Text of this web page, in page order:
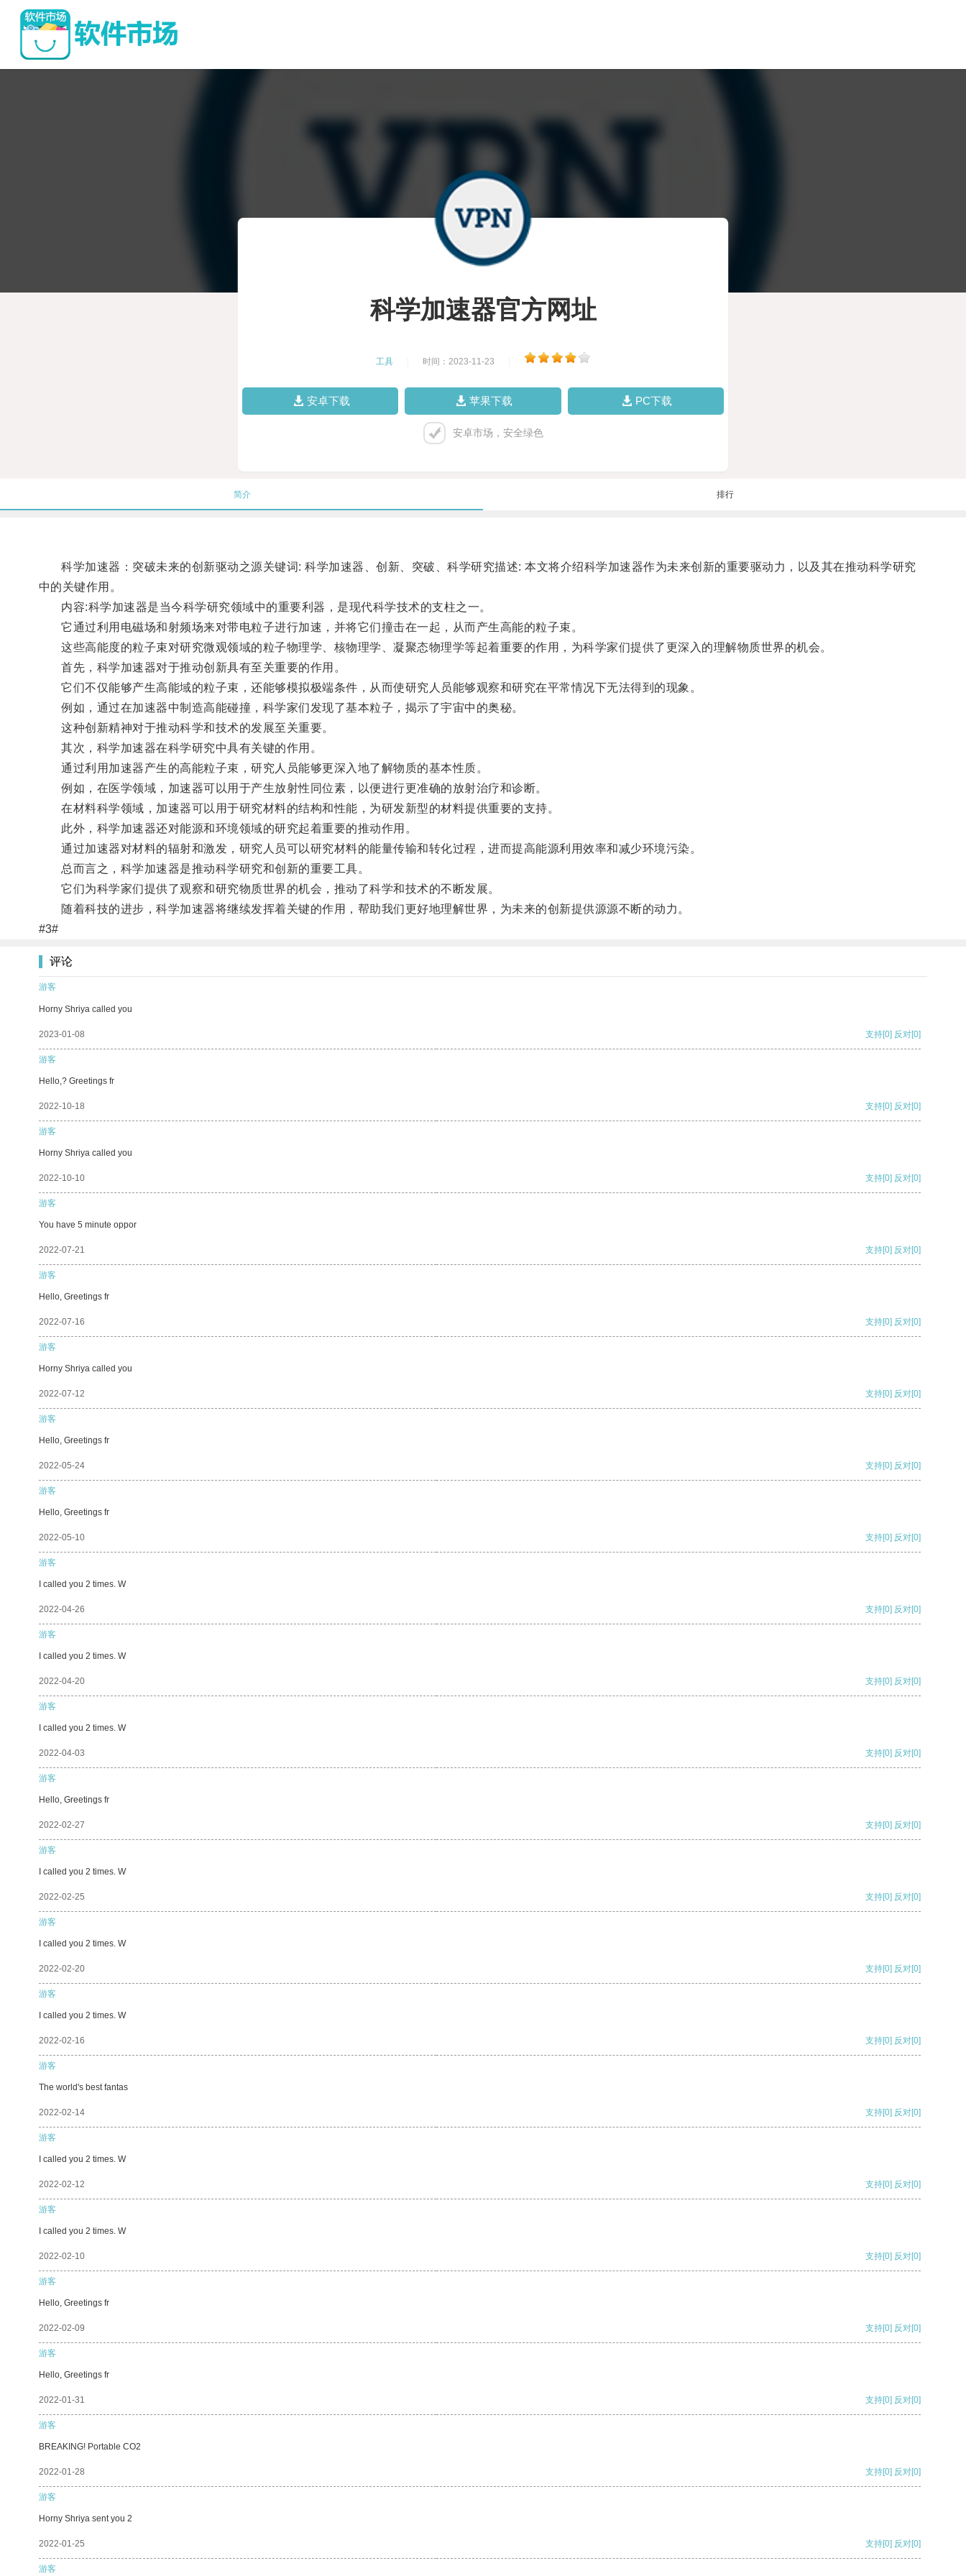
科学加速器官方网址
工具 时间：2023-11-23
安卓下载 苹果下载 PC下载
安卓市场，安全绿色
简介 排行
科学加速器：突破未来的创新驱动之源关键词: 科学加速器、创新、突破、科学研究描述: 本文将介绍科学加速器作为未来创新的重要驱动力，以及其在推动科学研究
中的关键作用。
内容:科学加速器是当今科学研究领域中的重要利器，是现代科学技术的支柱之一。
它通过利用电磁场和射频场来对带电粒子进行加速，并将它们撞击在一起，从而产生高能的粒子束。
这些高能度的粒子束对研究微观领域的粒子物理学、核物理学、凝聚态物理学等起着重要的作用，为科学家们提供了更深入的理解物质世界的机会。
首先，科学加速器对于推动创新具有至关重要的作用。
它们不仅能够产生高能域的粒子束，还能够模拟极端条件，从而使研究人员能够观察和研究在平常情况下无法得到的现象。
例如，通过在加速器中制造高能碰撞，科学家们发现了基本粒子，揭示了宇宙中的奥秘。
这种创新精神对于推动科学和技术的发展至关重要。
其次，科学加速器在科学研究中具有关键的作用。
通过利用加速器产生的高能粒子束，研究人员能够更深入地了解物质的基本性质。
例如，在医学领域，加速器可以用于产生放射性同位素，以便进行更准确的放射治疗和诊断。
在材料科学领域，加速器可以用于研究材料的结构和性能，为研发新型的材料提供重要的支持。
此外，科学加速器还对能源和环境领域的研究起着重要的推动作用。
通过加速器对材料的辐射和激发，研究人员可以研究材料的能量传输和转化过程，进而提高能源利用效率和减少环境污染。
总而言之，科学加速器是推动科学研究和创新的重要工具。
它们为科学家们提供了观察和研究物质世界的机会，推动了科学和技术的不断发展。
随着科技的进步，科学加速器将继续发挥着关键的作用，帮助我们更好地理解世界，为未来的创新提供源源不断的动力。
#3#
评论
游客
Horny Shriya called you
2023-01-08 支持[0] 反对[0]
游客
Hello,? Greetings fr
2022-10-18 支持[0] 反对[0]
游客
Horny Shriya called you
2022-10-10 支持[0] 反对[0]
游客
You have 5 minute oppor
2022-07-21 支持[0] 反对[0]
游客
Hello, Greetings fr
2022-07-16 支持[0] 反对[0]
游客
Horny Shriya called you
2022-07-12 支持[0] 反对[0]
游客
Hello, Greetings fr
2022-05-24 支持[0] 反对[0]
游客
Hello, Greetings fr
2022-05-10 支持[0] 反对[0]
游客
I called you 2 times. W
2022-04-26 支持[0] 反对[0]
游客
I called you 2 times. W
2022-04-20 支持[0] 反对[0]
游客
I called you 2 times. W
2022-04-03 支持[0] 反对[0]
游客
Hello, Greetings fr
2022-02-27 支持[0] 反对[0]
游客
I called you 2 times. W
2022-02-25 支持[0] 反对[0]
游客
I called you 2 times. W
2022-02-20 支持[0] 反对[0]
游客
I called you 2 times. W
2022-02-16 支持[0] 反对[0]
游客
The world's best fantas
2022-02-14 支持[0] 反对[0]
游客
I called you 2 times. W
2022-02-12 支持[0] 反对[0]
游客
I called you 2 times. W
2022-02-10 支持[0] 反对[0]
游客
Hello, Greetings fr
2022-02-09 支持[0] 反对[0]
游客
Hello, Greetings fr
2022-01-31 支持[0] 反对[0]
游客
BREAKING! Portable CO2
2022-01-28 支持[0] 反对[0]
游客
Horny Shriya sent you 2
2022-01-25 支持[0] 反对[0]
游客